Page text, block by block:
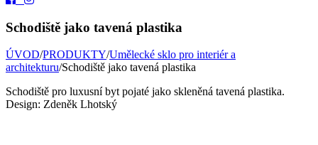
Schodiště jako tavená plastika
ÚVOD/PRODUKTY/Umělecké sklo pro interiér a
architekturu/Schodiště jako tavená plastika
Schodiště pro luxusní byt pojaté jako skleněná tavená plastika.
Design: Zdeněk Lhotský